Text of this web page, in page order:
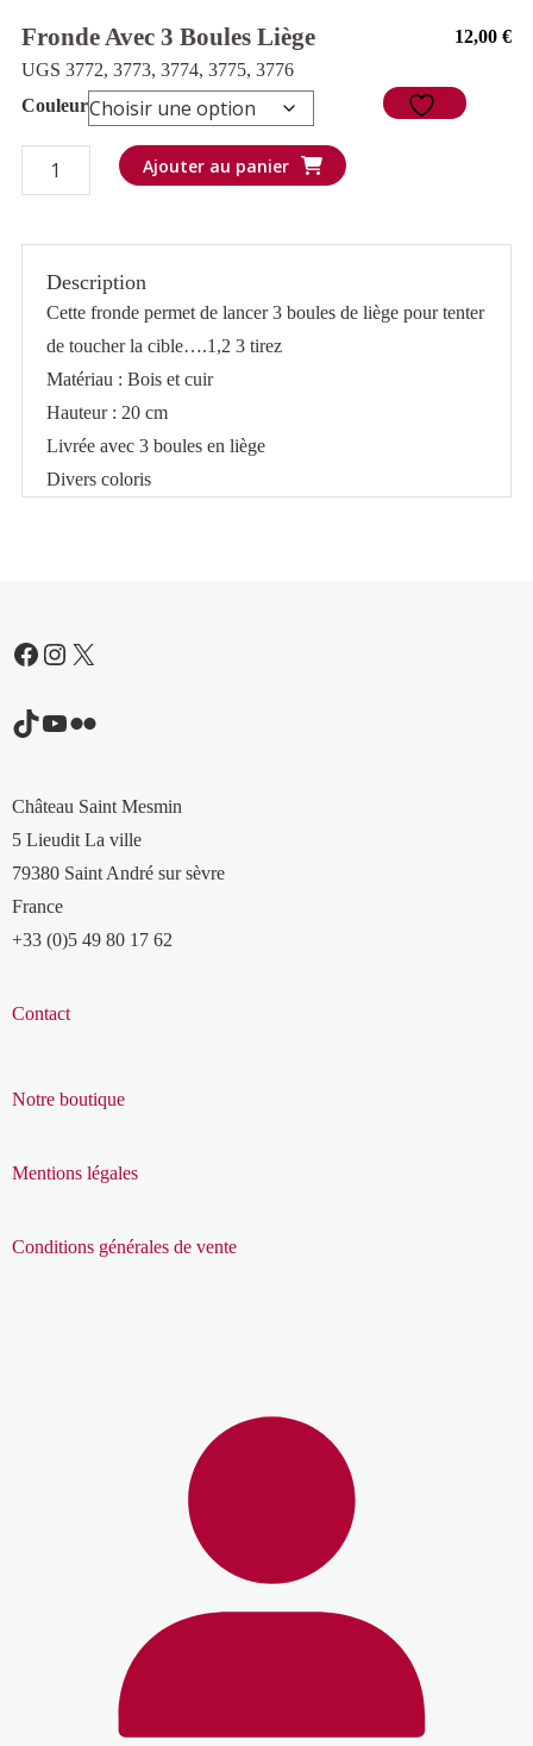
Fronde Avec 3 Boules Liège 12,00€
UGS 3772, 3773, 3774, 3775, 3776
Couleur
quantité
de
Ajouter au panier
Description
Cette fronde permet de lancer 3 boules de liège pour tenter
de toucher la cible….1,2 3 tirez
Matériau : Bois et cuir
Hauteur : 20 cm
Livrée avec 3 boules en liège
Divers coloris
Facebook
Instagram
X
TikTok
YouTube
Flickr
Château Saint Mesmin
5 Lieudit La ville
79380 Saint André sur sèvre
France
+33 (0)5 49 80 17 62
Contact
Notre boutique
Mentions légales
Conditions générales de vente